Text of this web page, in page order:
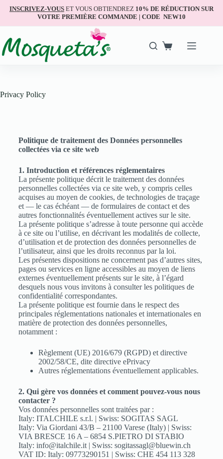
INSCRIVEZ-VOUS ET VOUS OBTIENDREZ 10% DE RÉDUCTION SUR
VOTRE PREMIÈRE COMMANDE | CODE NEW10
Privacy Policy
Politique de traitement des Données personnelles
collectées via ce site web
1. Introduction et références réglementaires
La présente politique décrit le traitement des données
personnelles collectées via ce site web, y compris celles
acquises au moyen de cookies, de technologies de traçage
et — le cas échéant — de formulaires de contact et des
autres fonctionnalités éventuellement actives sur le site.
La présente politique s’adresse à toute personne qui accède
à ce site ou l’utilise, en décrivant les modalités de collecte,
d’utilisation et de protection des données personnelles de
l’utilisateur, ainsi que les droits reconnus par la loi.
Les présentes dispositions ne concernent pas d’autres sites,
pages ou services en ligne accessibles au moyen de liens
externes éventuellement présents sur le site, à l’égard
desquels nous vous invitons à consulter les politiques de
confidentialité correspondantes.
La présente politique est fournie dans le respect des
principales réglementations nationales et internationales en
matière de protection des données personnelles,
notamment :
Règlement (UE) 2016/679 (RGPD) et directive
2002/58/CE, dite directive ePrivacy
Autres réglementations éventuellement applicables.
2. Qui gère vos données et comment pouvez-vous nous
contacter ?
Vos données personnelles sont traitées par :
Italy: ITALCHILE s.r.l. | Swiss: SOGITAS SAGL
Italy: Via Giordani 43/B – 21100 Varese (Italy) | Swiss:
VIA BRESCE 16 A – 6854 S.PIETRO DI STABIO
Italy: info@italchile.it | Swiss: sogitassagl@bluewin.ch
VAT ID: Italy: 09773290151 | Swiss: CHE 454 113 328